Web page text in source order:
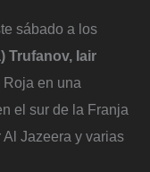
sábado a los
Trufanov, Iair
en una
el sur de la Franja
Jazeera y varias